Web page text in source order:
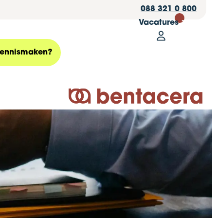
088 321 0 800
Vacatures 30
Mijn
Logo Bentacera